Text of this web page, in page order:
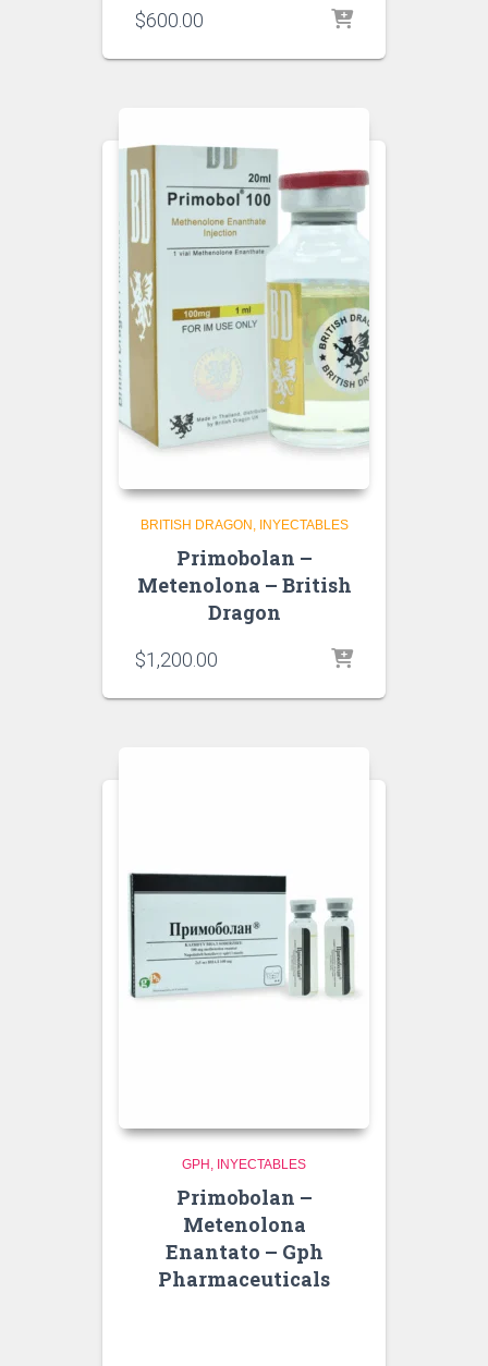
$600.00
BRITISH DRAGON INYECTABLES
Primobolan –
Metenolona – British
Dragon
$1,200.00
GPH INYECTABLES
Primobolan –
Metenolona
Enantato – Gph
Pharmaceuticals